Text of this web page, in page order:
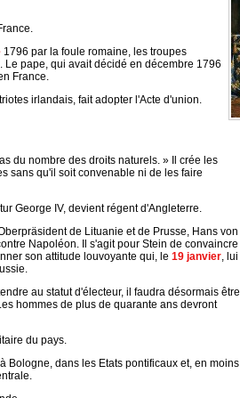
1796 par la foule romaine, les troupes
pape, qui avait décidé en décembre 1796
France.
irlandais, fait adopter l'Acte d'union.
du nombre des droits naturels. » Il crée les
sans qu'il soit convenable ni de les faire
George IV, devient régent d'Angleterre.
de Lituanie et de Prusse, Hans von
Napoléon. Il s'agit pour Stein de convaincre
son attitude louvoyante qui, le 19 janvier, lui
au statut d'électeur, il faudra désormais être
hommes de plus de quarante ans devront
du pays.
Bologne, dans les Etats pontificaux et, en moins